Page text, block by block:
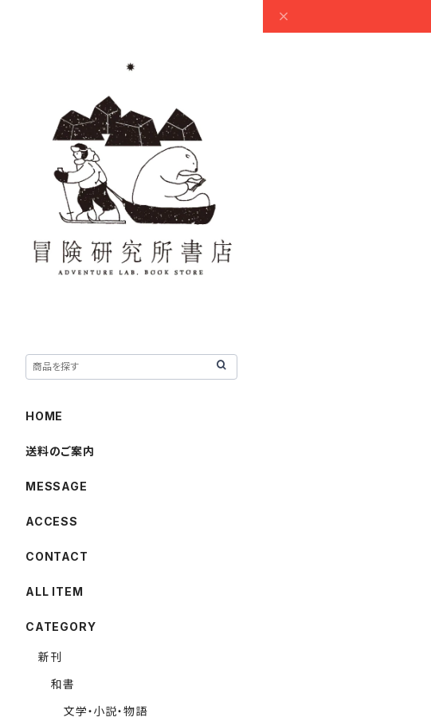
HOME
送料のご案内
MESSAGE
ACCESS
CONTACT
ALL ITEM
CATEGORY
新刊
和書
文学・小説・物語